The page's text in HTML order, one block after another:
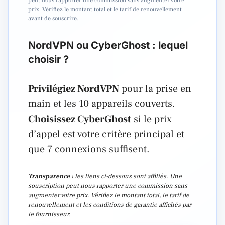
prix. Vérifiez le montant total et le tarif de renouvellement
avant de souscrire.
NordVPN ou CyberGhost : lequel
choisir ?
Privilégiez NordVPNpour la prise en
main et les 10 appareils couverts.
Choisissez CyberGhost si le prix
d’appel est votre critère principal et
que 7 connexions suffisent.
Transparence :les liens ci-dessous sont affiliés. Une
souscription peut nous rapporter une commission sans
augmenter votre prix. Vérifiez le montant total, le tarif de
renouvellement et les conditions de garantie affichés par
le fournisseur.